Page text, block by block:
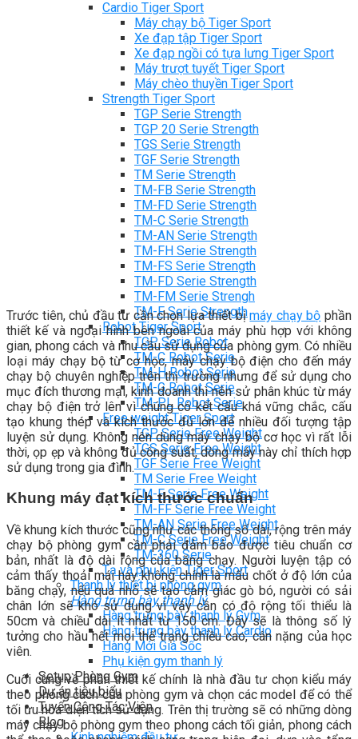
Cardio Tiger Sport
Máy chạy bộ Tiger Sport
Xe đạp tập Tiger Sport
Xe đạp ngồi có tựa lưng Tiger Sport
Máy trượt tuyết Tiger Sport
Máy chèo thuyền Tiger Sport
Strength Tiger Sport
TGP Serie Strength
TGP 20 Serie Strength
TGS Serie Strength
TGF Serie Strength
TM Serie Strength
TM-FB Serie Strength
TM-FD Serie Strength
TM-C Serie Strength
TM-AN Serie Strength
TM-FH Serie Strength
TM-FS Serie Strength
TM-FD Serie Strength
TM-FM Serie Strengh
TM-F Serie Strength
Robot Tiger Sport
TGP Serie Robot
TM-C Robot Serie
TM-H Robot Serie
TM-G Robot Serie
TM-PL Robot Serie
Free weight Tiger Sport
TGP Serie Free Weight
TGS Serie Free Weight
TGF Serie Free Weight
TM Serie Free Weight
TM-F Serie Free Weight
TM-FF Serie Free Weight
TM-AN Serie Free Weight
TM-C Serie Free Weight
TM-360 Serie
Tạ và phụ kiện Tiger Sport
Thanh lý thiết bị phòng gym
Hàng trưng bày thanh lý
Hàng trưng bày thanh lý Gym
Hàng trưng bày thanh lý Cardio
Hàng Mới Giá Sốc
Phụ kiện gym thanh lý
Setup Phòng Gym
Dự án tiêu biểu
Tuyển Cộng Tác Viên
Blog
Trước tiên, chủ đầu tư cần chọn lựa thiết bịmáy chạy bộ phần
thiết kế và ngoại hình bên ngoài của máy phù hợp với không
gian, phong cách và nhu cầu sử dụng của phòng gym. Có nhiều
loại máy chạy bộ từ cơ học, máy chạy bộ điện cho đến máy
chạy bộ chuyên nghiệp trên thị trường nhưng để sử dụng cho
mục đích thương mại, kinh doanh thì nên sử phân khúc từ máy
chạy bộ điện trở lên vì chúng có kết cấu khá vững chắc, cấu
tạo khung thép và kích thước đủ lớn để nhiều đối tượng tập
luyện sử dụng. Không nên dùng máy chạy bộ cơ học vì rất lỗi
thời, ọp ẹp và không đủ công suất, dòng máy này chỉ thích hợp
sử dụng trong gia đình.
Khung máy đạt kích thước chuẩn
Về khung kích thước cũng như các thông số dài, rộng trên máy
chạy bộ phòng gym cần phải đảm bảo được tiêu chuẩn cơ
bản, nhất là độ dài rộng của băng chạy. Người luyện tập có
cảm thấy thoải mái hay không chính là mấu chốt ở độ lớn của
băng chạy, nếu quá nhỏ sẽ tạo cảm giác gò bó, người có sải
chân lớn sẽ khó sử dụng vì vậy cần có độ rộng tối thiểu là
50cm và chiều dài ít nhất từ 150 cm. Đây sẽ là thông số lý
tưởng cho hầu hết mọi thể trạng chiều cao, cân nặng của học
viên.
Cuối cùng về phần thiết kế chính là nhà đầu tư chọn kiểu máy
theo phong cách của phòng gym và chọn các model để có thể
tối ưu hóa diện tích sử dụng. Trên thị trường sẽ có những dòng
máy chạy bộ phòng gym theo phong cách tối giản, phong cách